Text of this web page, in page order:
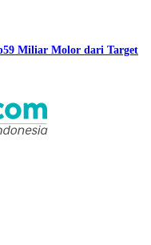
Miliar Molor dari Target